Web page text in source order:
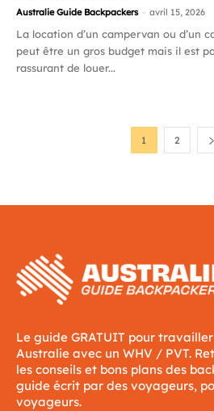
Australie Guide Backpackers - avril 15, 2026
La location d’un campervan ou d’un
peut être un gros budget mais il est
rassurant de louer...
1 2
Le guide GRATUIT pour
Australie avec un WHV / PVT.
les conseils et bons plans des
guide écrit par des voyageurs,
voyageurs.